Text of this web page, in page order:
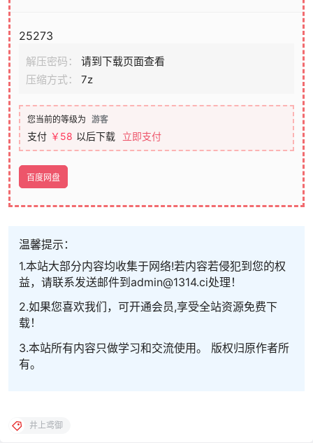
25273
解压密码：
请到下载页面查看
压缩方式：
7z
您当前的等级为 游客
支付 ￥58 以后下载 立即支付
百度网盘
温馨提示：
1.本站大部分内容均收集于网络!若内容若侵犯到您的权
益，请联系发送邮件到admin@1314.ci处理！
2.如果您喜欢我们，可开通会员,享受全站资源免费下
载！
3.本站所有内容只做学习和交流使用。 版权归原作者所
有。
井上鸢御